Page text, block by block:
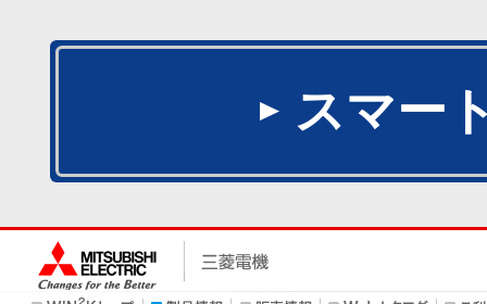
スマー